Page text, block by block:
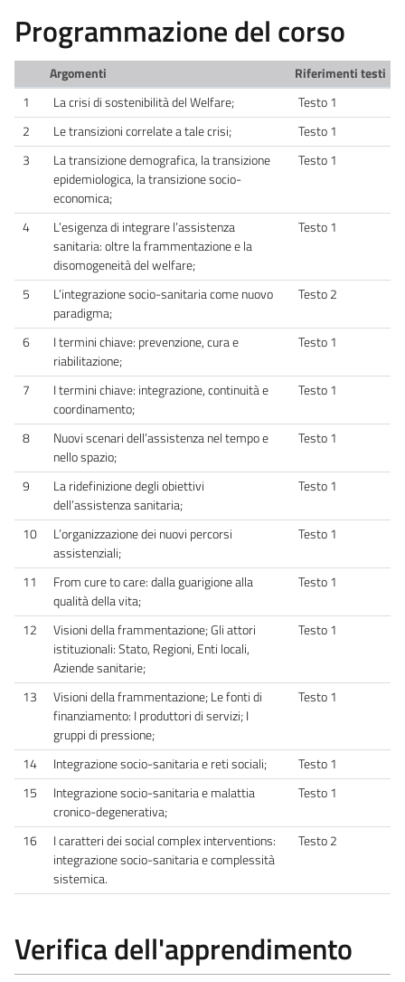
Programmazione del corso
Argomenti
Riferimenti testi
1
La crisi di sostenibilità del Welfare;
Testo 1
2
Le transizioni correlate a tale crisi;
Testo 1
3
La transizione demografica, la transizione
epidemiologica, la transizione socio-
economica;
Testo 1
4
L’esigenza di integrare l’assistenza
sanitaria: oltre la frammentazione e la
disomogeneità del welfare;
Testo 1
5
L’integrazione socio-sanitaria come nuovo
paradigma;
Testo 2
6
I termini chiave: prevenzione, cura e
riabilitazione;
Testo 1
7
I termini chiave: integrazione, continuità e
coordinamento;
Testo 1
8
Nuovi scenari dell’assistenza nel tempo e
nello spazio;
Testo 1
9
La ridefinizione degli obiettivi
dell’assistenza sanitaria;
Testo 1
10
L’organizzazione dei nuovi percorsi
assistenziali;
Testo 1
11
From cure to care: dalla guarigione alla
qualità della vita;
Testo 1
12
Visioni della frammentazione; Gli attori
istituzionali: Stato, Regioni, Enti locali,
Aziende sanitarie;
Testo 1
13
Visioni della frammentazione; Le fonti di
finanziamento: I produttori di servizi; I
gruppi di pressione;
Testo 1
14 Integrazione socio-sanitaria e reti sociali;
Testo 1
15
Integrazione socio-sanitaria e malattia
cronico-degenerativa;
Testo 1
16
I caratteri dei social complex interventions:
integrazione socio-sanitaria e complessità
sistemica.
Testo 2
Verifica dell'apprendimento